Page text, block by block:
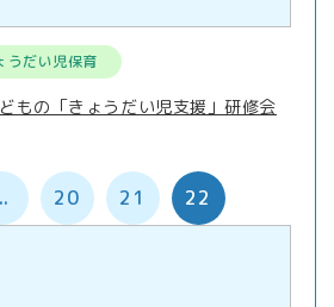
うだい児保育
もの「きょうだい児支援」研修会
20 21 22